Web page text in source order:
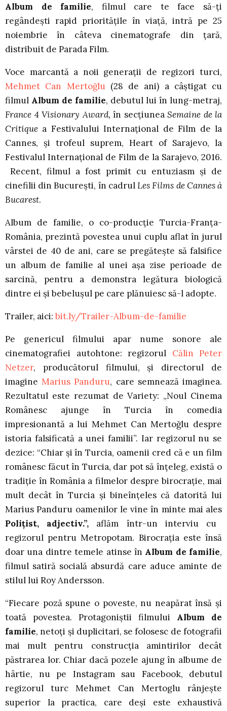
Album de familie, filmul care te face să-ți
regândești rapid prioritățile în viață, intră pe 25
noiembrie în câteva cinematografe din țară,
distribuit de Parada Film.
Voce marcantă a noii generații de regizori turci,
Mehmet Can Mertoğlu(28 de ani) a câştigat cu
filmul Album de familie, debutul lui în lung-metraj,
France 4 Visionary Award, în secţiunea Semaine de la
Critique a Festivalului Internațional de Film de la
Cannes, și trofeul suprem, Heart of Sarajevo, la
Festivalul Internațional de Film de la Sarajevo, 2016.
Recent, filmul a fost primit cu entuziasm și de
cinefilii din București, în cadrulLes Films de Cannes à
Bucarest.
Album de familie, o co-producție Turcia-Franţa-
România, prezintă povestea unui cuplu aflat în jurul
vârstei de 40 de ani, care se pregătește să falsifice
un album de familie al unei așa zise perioade de
sarcină, pentru a demonstra legătura biologică
dintre ei și bebelușul pe care plănuiesc să-l adopte.
Trailer, aici: bit.ly/Trailer-Album-de-familie
Pe genericul filmului apar nume sonore ale
cinematografiei autohtone: regizorul Călin Peter
Netzer, producătorul filmului, și directorul de
imagineMarius Panduru, care semnează imaginea.
Rezultatul este rezumat de Variety: „Noul Cinema
Românesc ajunge în Turcia în comedia
impresionantă a lui Mehmet Can Mertoğlu despre
istoria falsificată a unei familii”. Iar regizorul nu se
dezice: “Chiar și în Turcia, oamenii cred că e un film
românesc făcut în Turcia, dar pot să înțeleg, există o
tradiție în România a filmelor despre birocrație, mai
mult decât în Turcia și bineînțeles că datorită lui
Marius Panduru oamenilor le vine în minte mai ales
Polițist, adjectiv.”, aflăm într-un interviu cu
regizorul pentru Metropotam. Birocrația este însă
doar una dintre temele atinse în Album de familie,
filmul satiră socială absurdă care aduce aminte de
stilul lui Roy Andersson.
“Fiecare poză spune o poveste, nu neapărat însă și
toată povestea. Protagoniștii filmului Album de
familie, netoți și duplicitari, se folosesc de fotografii
mai mult pentru construcția amintirilor decât
păstrarea lor. Chiar dacă pozele ajung în albume de
hârtie, nu pe Instagram sau Facebook, debutul
regizorul turc Mehmet Can Mertoglu rânjește
superior la practica, care deși este exhaustivă